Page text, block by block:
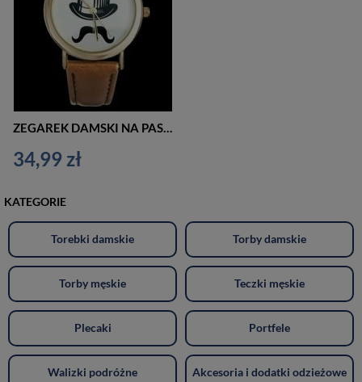
ZEGAREK DAMSKI NA PASKU CASUAL CYLINDER, WĄSY - asox (zx580a)
34,99 zł
KATEGORIE
Torebki damskie Torby damskie
Torby męskie Teczki męskie
Plecaki Portfele
Walizki podróżne Akcesoria i dodatki odzieżowe